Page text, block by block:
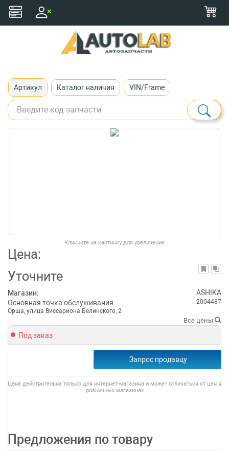
Артикул Каталог наличия VIN/Frame
Кликните на картинку для увеличения
Цена:
Уточните
Магазин:
Основная точка обслуживания
Орша, улица Виссариона Белинского, 2
ASHIKA
2004487
Все цены
Под заказ
Запрос продавцу
Цена действительна только для интернет-магазина и может отличаться от цен в
розничных магазинах
Предложения по товару